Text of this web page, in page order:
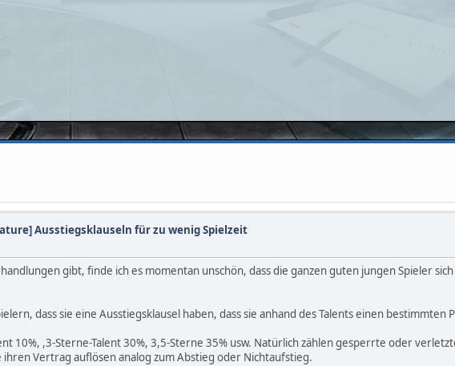
Ausstiegsklauseln für zu wenig Spielzeit
gibt, finde ich es momentan unschön, dass die ganzen guten jungen Spieler
dass sie eine Ausstiegsklausel haben, dass sie anhand des Talents einen bestimmten
10%, ,3-Sterne-Talent 30%, 3,5-Sterne 35% usw. Natürlich zählen gesperrte oder
Vertrag auflösen analog zum Abstieg oder Nichtaufstieg.